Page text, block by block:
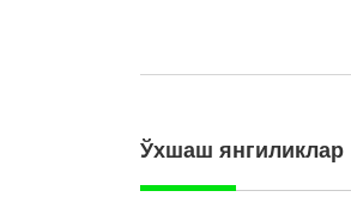
Ўхшаш янгиликлар